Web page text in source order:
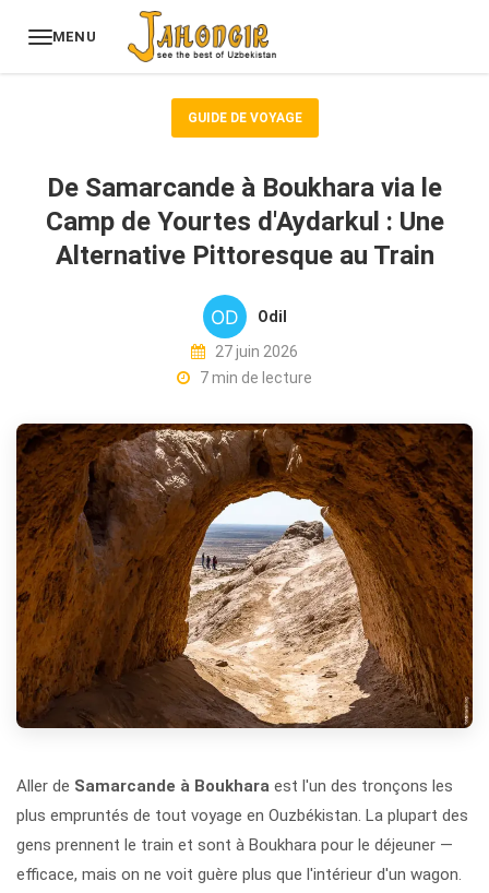
MENU
GUIDE DE VOYAGE
De Samarcande à Boukhara via le
Camp de Yourtes d'Aydarkul : Une
Alternative Pittoresque au Train
Odil
27 juin 2026
7 min de lecture
Aller de Samarcande à Boukhara est l'un des tronçons les
plus empruntés de tout voyage en Ouzbékistan. La plupart des
gens prennent le train et sont à Boukhara pour le déjeuner —
efficace, mais on ne voit guère plus que l'intérieur d'un wagon.